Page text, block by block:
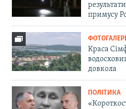
примусу
Краса
довкола
ПОЛІТИКА